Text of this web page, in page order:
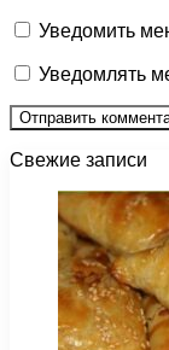
Уведомить
Уведомлять
Свежие записи